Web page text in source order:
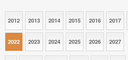
2012 2013 2014 2015 2016 2017
2022 2023 2024 2025 2026 2027